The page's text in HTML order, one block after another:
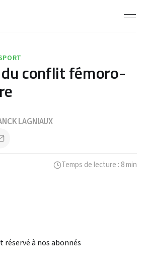
conflit fémoro-
LAGNIAUX
Temps de lecture : 8 min
réservé à nos abonnés